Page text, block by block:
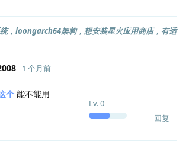
，loongarch64架构，想安装星火应用商店，有适
Lv.0
1 个月前
个 能不能用
回复